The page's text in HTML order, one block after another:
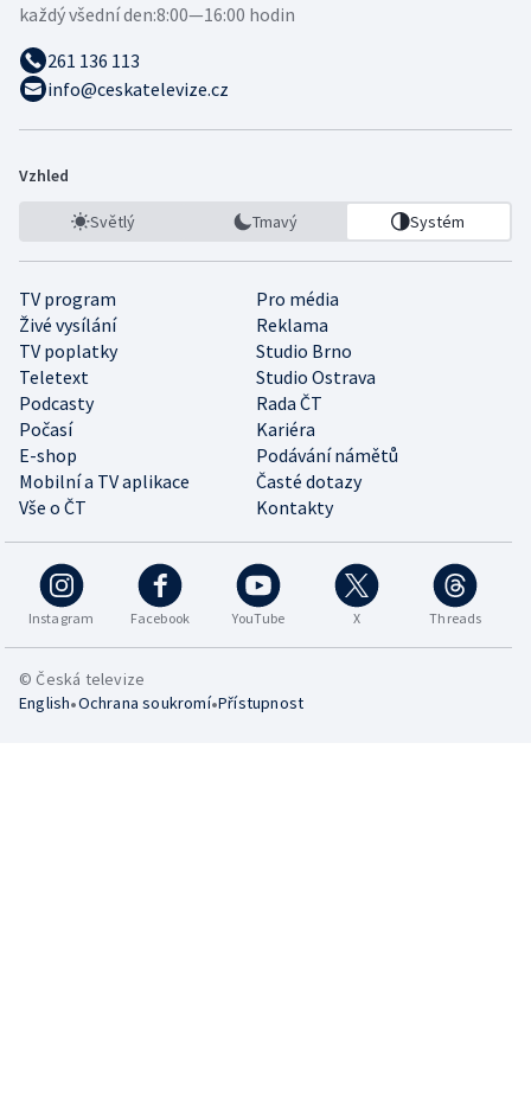
každý všední den:8:00—16:00 hodin
261 136 113
info@ceskatelevize.cz
Vzhled
Světlý Tmavý Systém
TV program
Pro média
Živé vysílání
Reklama
TV poplatky
Studio Brno
Teletext
Studio Ostrava
Podcasty
Rada ČT
Počasí
Kariéra
E-shop
Podávání námětů
Mobilní a TV aplikace
Časté dotazy
Vše o ČT
Kontakty
Instagram Facebook YouTube X Threads
© Česká televize
English•Ochrana soukromí•Přístupnost